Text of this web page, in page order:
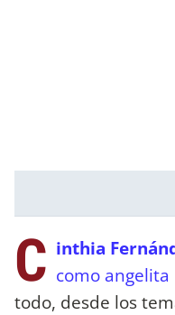
C inthia
como
todo, desde los